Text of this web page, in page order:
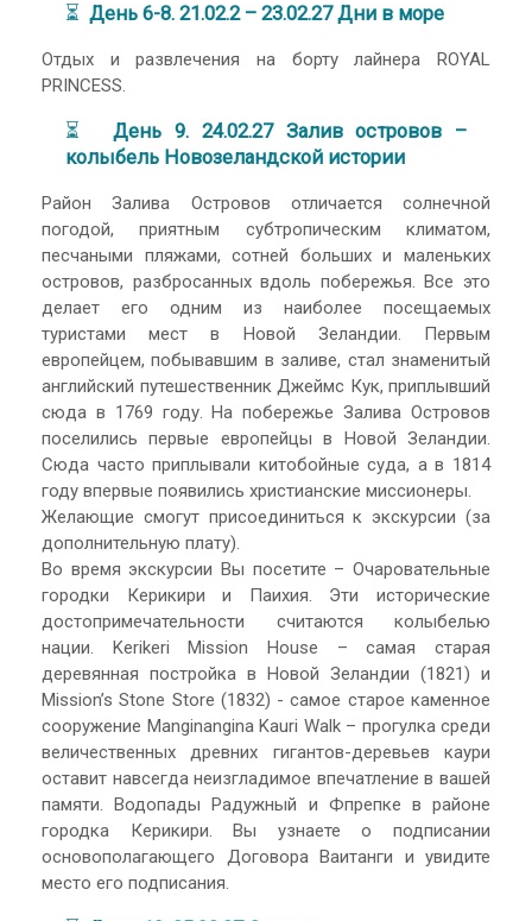
⏳ День 6-8. 21.02.2 – 23.02.27 Дни в море
Отдых и развлечения на борту лайнера ROYAL
PRINCESS.
⏳День 9. 24.02.27 Залив островов –
колыбель Новозеландской истории
Район Залива Островов отличается солнечной
погодой, приятным субтропическим климатом,
песчаными пляжами, сотней больших и маленьких
островов, разбросанных вдоль побережья. Все это
делает его одним из наиболее посещаемых
туристами мест в Новой Зеландии. Первым
европейцем, побывавшим в заливе, стал знаменитый
английский путешественник Джеймс Кук, приплывший
сюда в 1769 году. На побережье Залива Островов
поселились первые европейцы в Новой Зеландии.
Сюда часто приплывали китобойные суда, а в 1814
году впервые появились христианские миссионеры.
Желающие смогут присоединиться к экскурсии (за
дополнительную плату).
Во время экскурсии Вы посетите – Очаровательные
городки Керикири и Паихия. Эти исторические
достопримечательности считаются колыбелью
нации. Kerikeri Mission House – самая старая
деревянная постройка в Новой Зеландии (1821) и
Mission’s Stone Store (1832) - самое старое каменное
сооружение Manginangina Kauri Walk – прогулка среди
величественных древних гигантов-деревьев каури
оставит навсегда неизгладимое впечатление в вашей
памяти. Водопады Радужный и Фпрепке в районе
городка Керикири. Вы узнаете о подписании
основополагающего Договора Ваитанги и увидите
место его подписания.